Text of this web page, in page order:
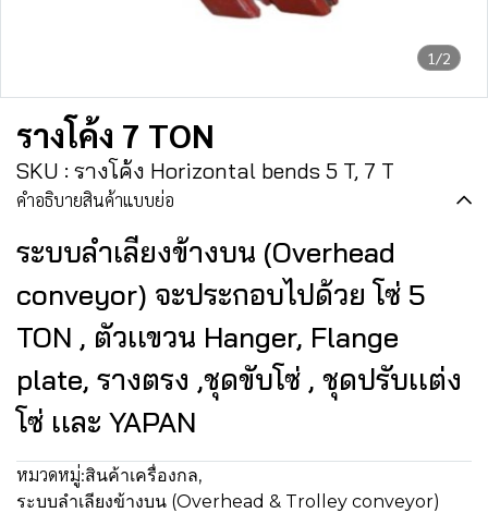
1/2
รางโค้ง 7 TON
SKU : รางโค้ง Horizontal bends 5 T, 7 T
คำอธิบายสินค้าแบบย่อ
ระบบลำเลียงข้างบน (Overhead
conveyor) จะประกอบไปด้วย โซ่ 5
TON , ตัวเเขวน Hanger, Flange
plate, รางตรง ,ชุดขับโซ่ , ชุดปรับเเต่ง
โซ่ เเละ YAPAN
หมวดหมู่:สินค้าเครื่องกล,
ระบบลำเลียงข้างบน (Overhead & Trolley conveyor)